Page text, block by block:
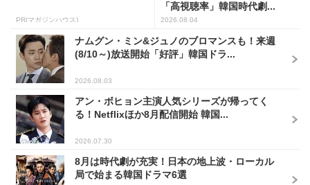
PR(マガジンハウス)
「高視聴率」韓国時代劇...
2026.08.04
ナムグン・ミン&ジュノのブロマンスも！来週
(8/10～)放送開始「好評」韓国ドラ...
2026.08.03
アン・ボヒョン主演人気シリーズが帰ってく
る！Netflixほか8月配信開始 韓国...
2026.07.30
8月は時代劇が充実！日本の地上波・ローカル
局で始まる韓国ドラマ6選